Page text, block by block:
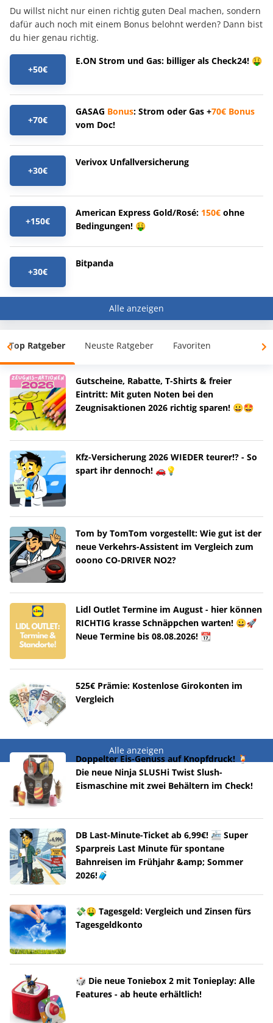
Du willst nicht nur einen richtig guten Deal machen, sondern
dafür auch noch mit einem Bonus belohnt werden? Dann bist
du hier genau richtig.
+50€
E.ON Strom und Gas: billiger als Check24! 🤑
+70€
GASAG Bonus: Strom oder Gas +70€ Bonus
vom Doc!
+30€
Verivox Unfallversicherung
+150€
American Express Gold/Rosé: 150€ ohne
Bedingungen! 🤑
+30€
Bitpanda
Alle anzeigen
Top Ratgeber Neuste Ratgeber Favoriten
Gutscheine, Rabatte, T-Shirts & freier
Eintritt: Mit guten Noten bei den
Zeugnisaktionen 2026 richtig sparen! 😀🤩
Kfz-Versicherung 2026 WIEDER teurer!? - So
spart ihr dennoch! 🚗💡
Tom by TomTom vorgestellt: Wie gut ist der
neue Verkehrs-Assistent im Vergleich zum
ooono CO-DRIVER NO2?
Lidl Outlet Termine im August - hier können
RICHTIG krasse Schnäppchen warten! 😀🚀
Neue Termine bis 08.08.2026! 📆
525€ Prämie: Kostenlose Girokonten im
Vergleich
Alle anzeigen
Doppelter Eis-Genuss auf Knopfdruck! 🍹
Die neue Ninja SLUSHi Twist Slush-
Eismaschine mit zwei Behältern im Check!
DB Last-Minute-Ticket ab 6,99€! 🚈 Super
Sparpreis Last Minute für spontane
Bahnreisen im Frühjahr &amp; Sommer
2026!🧳
💸🤑 Tagesgeld: Vergleich und Zinsen fürs
Tagesgeldkonto
🎲 Die neue Toniebox 2 mit Tonieplay: Alle
Features - ab heute erhältlich!